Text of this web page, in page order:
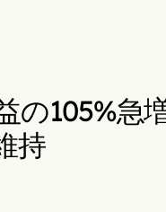
の105%急
持